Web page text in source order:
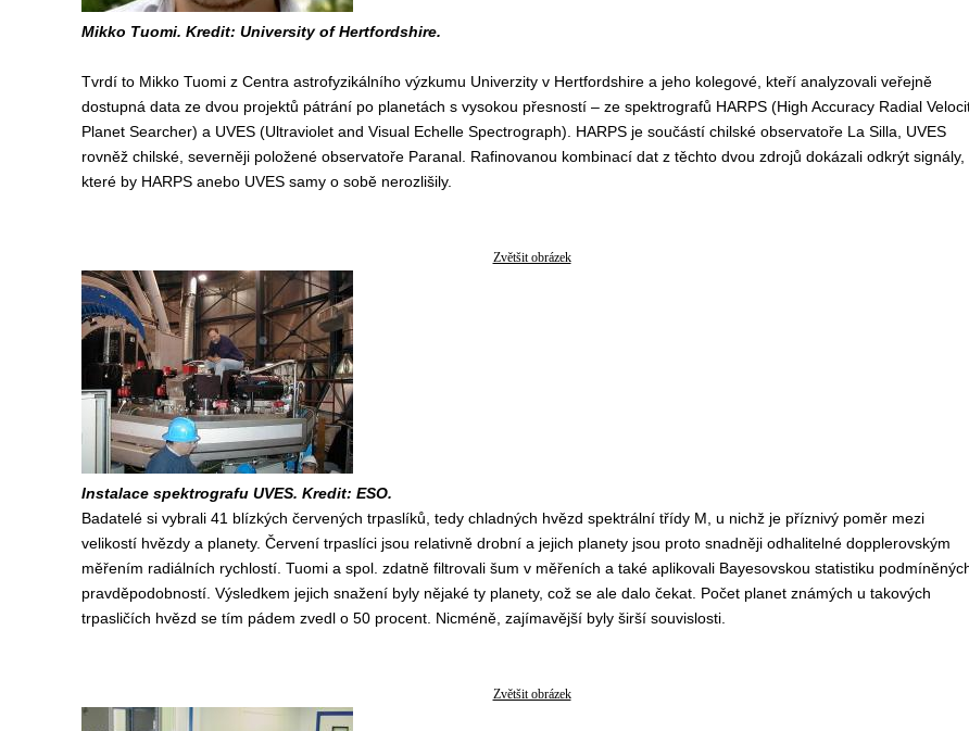
Mikko Tuomi. Kredit: University of Hertfordshire.
Tvrdí to Mikko Tuomi z Centra astrofyzikálního výzkumu Univerzity v Hertfordshire a jeho kolegové, kteří analyzovali veřejně
dostupná data ze dvou projektů pátrání po planetách s vysokou přesností – ze spektrografů HARPS (High Accuracy Radial
Planet Searcher) a UVES (Ultraviolet and Visual Echelle Spectrograph). HARPS je součástí chilské observatoře La Silla, UVES
rovněž chilské, severněji položené observatoře Paranal. Rafinovanou kombinací dat z těchto dvou zdrojů dokázali odkrýt signály,
které by HARPS anebo UVES samy o sobě nerozlišily.
Zvětšit obrázek
Instalace spektrografu UVES. Kredit: ESO.
Badatelé si vybrali 41 blízkých červených trpaslíků, tedy chladných hvězd spektrální třídy M, u nichž je příznivý poměr mezi
velikostí hvězdy a planety. Červení trpaslíci jsou relativně drobní a jejich planety jsou proto snadněji odhalitelné dopplerovským
měřením radiálních rychlostí. Tuomi a spol. zdatně filtrovali šum v měřeních a také aplikovali Bayesovskou statistiku
pravděpodobností. Výsledkem jejich snažení byly nějaké ty planety, což se ale dalo čekat. Počet planet známých u takových
trpasličích hvězd se tím pádem zvedl o 50 procent. Nicméně, zajímavější byly širší souvislosti.
Zvětšit obrázek